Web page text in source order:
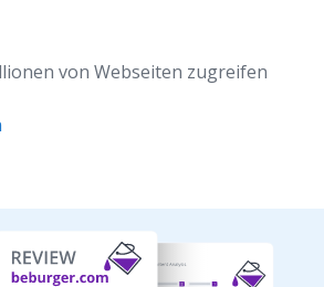
von Webseiten zugreifen